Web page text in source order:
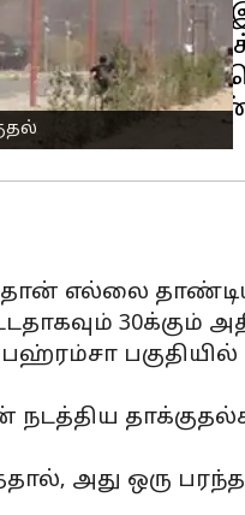
பாகிஸ்தான்
மீறல் என்று
எல்லை
30க்கும்
பகுதியில்
நடத்திய
அது ஒரு